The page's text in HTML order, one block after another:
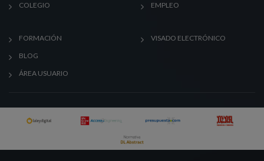
COLEGIO
EMPLEO
FORMACIÓN
BLOG
ÁREA USUARIO
VISADO ELECTRÓNICO